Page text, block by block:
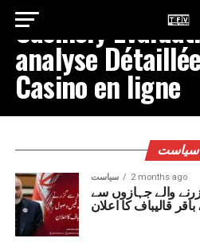
Casinoly
analyse
Casino en ligne
سیاست
سیاست 2 months ago
والے جہازوں سے
قالیباف کا اعلان